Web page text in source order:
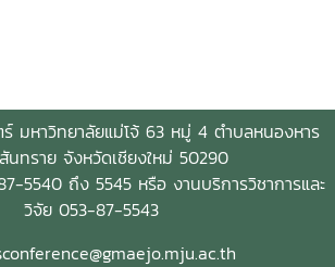
มหาวิทยาลัยแม่โจ้ 63 หมู่ 4 ตำบลหนองหาร
นทราย จังหวัดเชียงใหม่ 50290
5540 ถึง 5545 หรือ งานบริการวิชาการและ
วิจัย 053-87-5543